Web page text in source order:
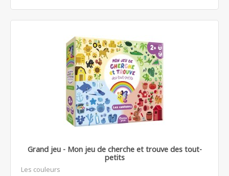
Grand jeu - Mon jeu de cherche et trouve des tout-
petits
Les couleurs